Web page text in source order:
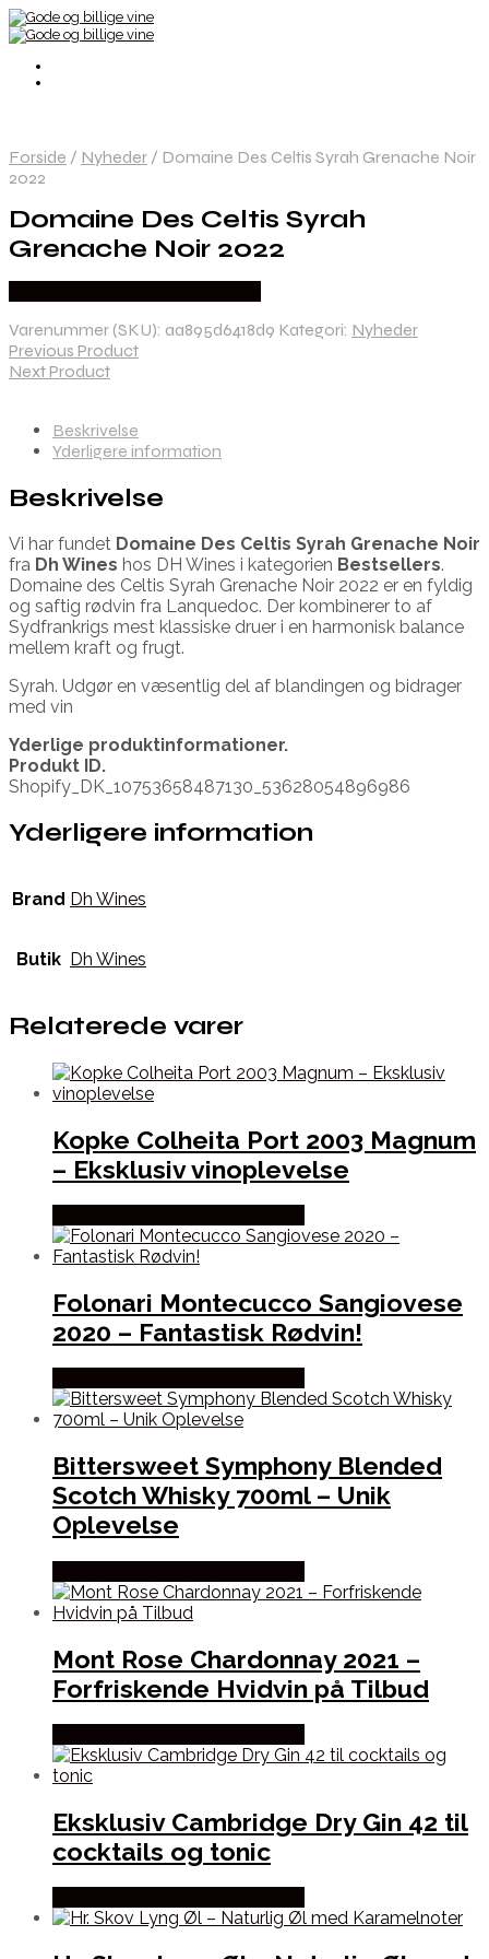
Forside / Nyheder / Domaine Des Celtis Syrah Grenache Noir
2022
Domaine Des Celtis Syrah
Grenache Noir 2022
Varenummer (SKU): aa895d6418d9 Kategori: Nyheder
Previous Product
Next Product
Beskrivelse
Yderligere information
Beskrivelse
Vi har fundet Domaine Des Celtis Syrah Grenache Noir
fra Dh Wines hos DH Wines i kategorien Bestsellers.
Domaine des Celtis Syrah Grenache Noir 2022 er en fyldig
og saftig rødvin fra Lanquedoc. Der kombinerer to af
Sydfrankrigs mest klassiske druer i en harmonisk balance
mellem kraft og frugt.
Syrah. Udgør en væsentlig del af blandingen og bidrager
med vin
Yderlige produktinformationer.
Produkt ID.
Shopify_DK_10753658487130_53628054896986
Yderligere information
Brand Dh Wines
Butik Dh Wines
Relaterede varer
Kopke Colheita Port 2003 Magnum
– Eksklusiv vinoplevelse
Folonari Montecucco Sangiovese
2020 – Fantastisk Rødvin!
Bittersweet Symphony Blended
Scotch Whisky 700ml – Unik
Oplevelse
Mont Rose Chardonnay 2021 –
Forfriskende Hvidvin på Tilbud
Eksklusiv Cambridge Dry Gin 42 til
cocktails og tonic